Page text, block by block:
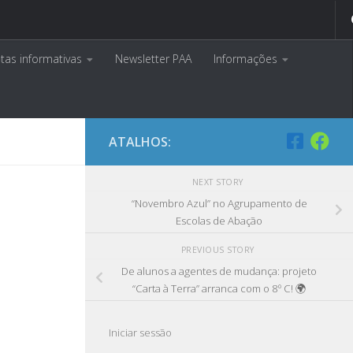
informativas Newsletter PAA Informações
ATALHOS:
NEXT STORY
“Novembro Azul” no Agrupamento de
Escolas de Abação
PREVIOUS STORY
De alunos a agentes de mudança: projeto
“Carta à Terra” arranca com o 8º C! 🌍
Iniciar sessão